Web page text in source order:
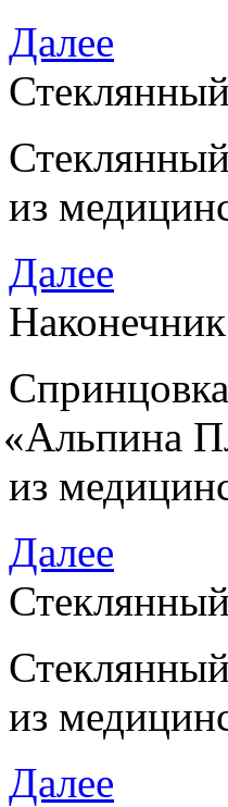
Далее
из
Далее
«Альпина
из
Далее
из
Далее